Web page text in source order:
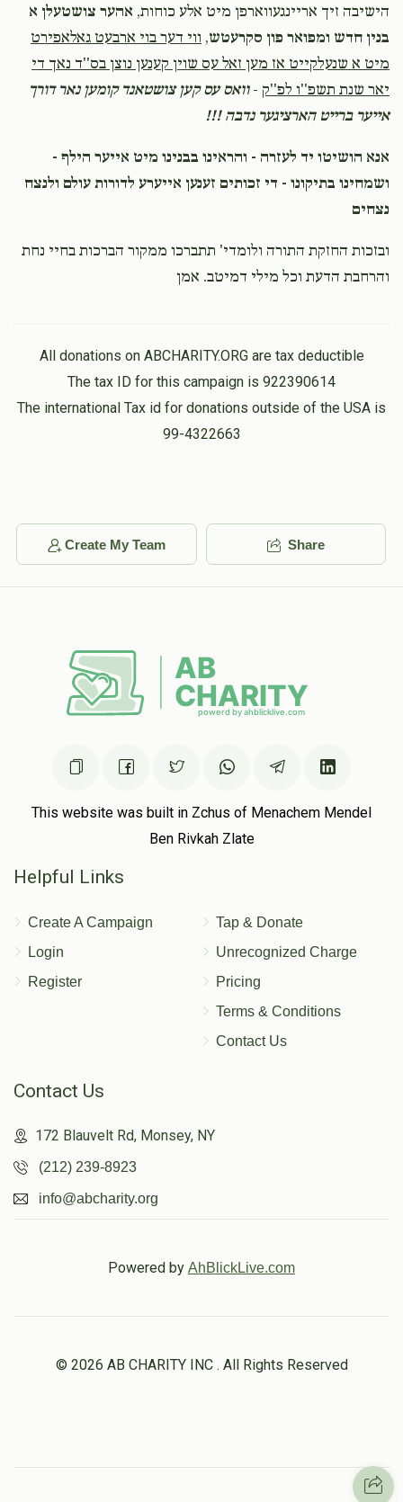
יעקב סאפיר
$2,000
Donated
$2,400
Goal
41
Donors
שמואל אייזיק רוטנער
$3,164
Donated
$3,500
Goal
24
Donors
$1,872
Donated
$1,500
Goal Donors
פינחס  באבאד
$1,582 $1,500
Goal
35
$1,403
Donated
$1,500
Goal
36
Donated Goal
יוסף יהושע פריעדמאן
$2,400
ליפא כץ
הישיבה זיך אריינגעווארפן מיט אלע כוחות, אהער צושטעלן א
בנין חדש ומפואר פון סקרעטש, ווי דער בוי ארבעט גאלאפירט
מיט א שנעלקייט אז מען זאל עס שוין קענען נוצן בס''ד נאך די
יאר שנת תשפ''ו לפ''ק -וואס עס קען צושטאנד קומען נאר דורך
אייער ברייט הארציגער נדבה !!!
אנא הושיטו יד לעזרה - והראינו בבנינו מיט אייער הילף -
ושמחינו בתיקונו - די זכותים זענען אייערע לדורות עולם ולנצח
נצחים
ובזכות החזקת התורה ולומדי' תתברכו ממקור הברכות בחיי נחת
והרחבת הדעת וכל מילי דמיטב. אמן
All donations on ABCHARITY.ORG are tax deductible
The tax ID for this campaign is 922390614
The international Tax id for donations outside of the USA is
99-4322663
Create My Team Share
This website was built in Zchus of Menachem Mendel
Ben Rivkah Zlate
Helpful Links
Create A Campaign
Login
Register
Tap & Donate
Unrecognized Charge
Pricing
Terms & Conditions
Contact Us
Contact Us
172 Blauvelt Rd, Monsey, NY
(212) 239-8923
info@abcharity.org
Powered by AhBlickLive.com
© 2026 AB CHARITY INC . All Rights Reserved